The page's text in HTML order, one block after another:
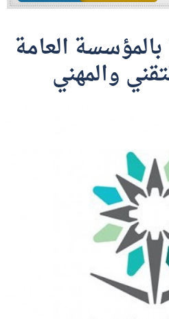
العامة
والمهني